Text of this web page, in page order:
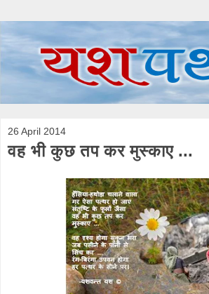
26 April 2014
वह भी कुछ तप कर मुस्काए ...